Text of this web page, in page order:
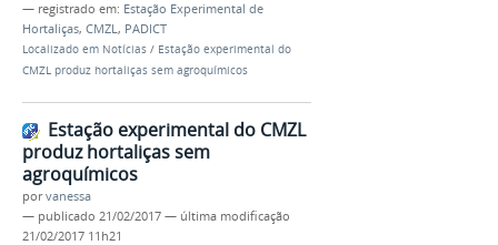
— registrado em: Estação Experimental de
Hortaliças, CMZL, PADICT
Localizado em Notícias / Estação experimental do
CMZL produz hortaliças sem agroquímicos
Estação experimental do CMZL
produz hortaliças sem
agroquímicos
porvanessa
— publicado 21/02/2017 — última modificação
21/02/2017 11h21